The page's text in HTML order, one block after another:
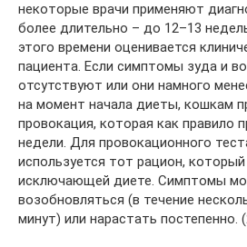
некоторые врачи применяют
более длительно – до 12–13
этого времени оценивается
пациента. Если симптомы зуда и
отсутствуют или они намного
на момент начала диеты, кошкам
провокация, которая как правило
недели. Для провокационного
используется тот рацион,
исключающей диете. Симптомы
возобновляться (в течение
минут) или нарастать постепенно.